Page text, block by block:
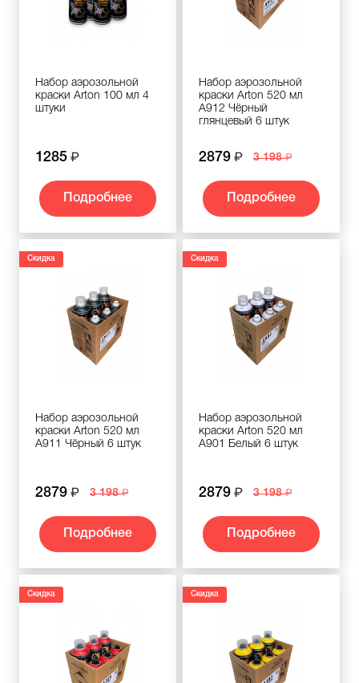
Набор аэрозольной
краски Arton 100 мл 4
штуки
1285
Подробнее
Набор аэрозольной
краски Arton 520 мл
A912 Чёрный
глянцевый 6 штук
2879 3 198
Подробнее
Скидка
Набор аэрозольной
краски Arton 520 мл
A911 Чёрный 6 штук
2879 3 198
Подробнее
Скидка
Набор аэрозольной
краски Arton 520 мл
A901 Белый 6 штук
2879 3 198
Подробнее
Скидка Скидка